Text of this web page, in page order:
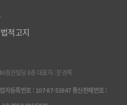
법적고지
증권빌딩 8층 대표자 : 문경록
자등록번호 : 107-87-53847 통신판매번호 :